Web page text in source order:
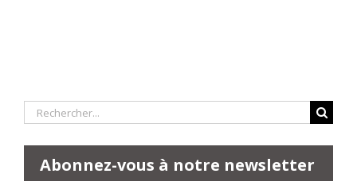
Rechercher:
Abonnez-vous à notre newsletter